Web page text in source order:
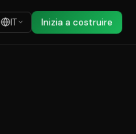
IT Inizia a costruire